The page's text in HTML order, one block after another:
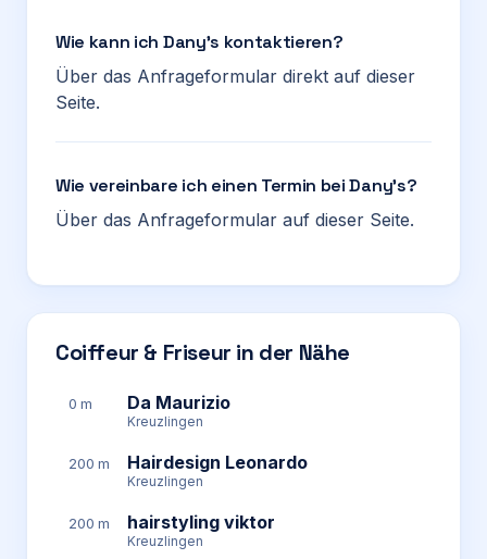
Wie kann ich Dany’s kontaktieren?
Über das Anfrageformular direkt auf dieser
Seite.
Wie vereinbare ich einen Termin bei Dany’s?
Über das Anfrageformular auf dieser Seite.
Coiffeur & Friseur in der Nähe
0 m Da Maurizio
Kreuzlingen
200 m Hairdesign Leonardo
Kreuzlingen
200 m hairstyling viktor
Kreuzlingen